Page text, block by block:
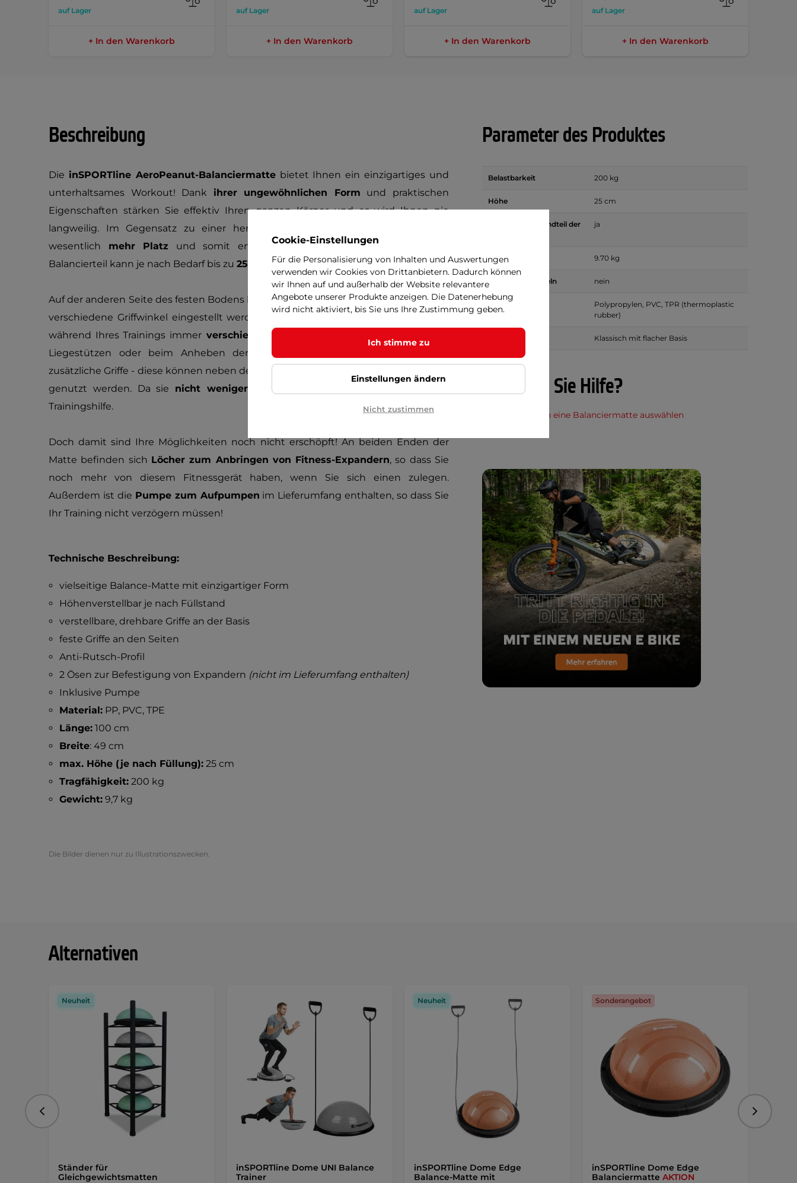
auf Lager
+ In den Warenkorb
auf Lager
+ In den Warenkorb
auf Lager
+ In den Warenkorb
auf Lager
+ In den Warenkorb
Beschreibung
Die inSPORTline AeroPeanut-Balanciermattebietet Ihnen ein einzigartiges und
unterhaltsames Workout! Dank ihrer ungewöhnlichen Form und praktischen
Eigenschaften stärken Sie effektiv Ihren ganzen Körper und es wird Ihnen nie
langweilig. Im Gegensatz zu einer herkömmlichen Balanciermatte haben Sie
wesentlich mehr Platz und somit erweitert sich Ihr Übungsrepertoire. Das
Balancierteil kann je nach Bedarf bis zu 25 cm hochaufgeblasen werden.
Auf der anderen Seite des festen Bodens befinden sich dannSchwenkgriffe, die für
verschiedene Griffwinkel eingestellt werden können. Auf diese Weise können Sie
während Ihres Trainings immer verschiedene Muskelgruppen
Liegestützen oder beim Anheben der Matte. An den Seiten befinden sich
zusätzliche Griffe - diese können neben dem Training auch zum Transport der Matte
genutzt werden. Da sie nicht weniger als 10 kg
Trainingshilfe.
Doch damit sind Ihre Möglichkeiten noch nicht erschöpft! An beiden Enden der
Matte befinden sich Löcher zum Anbringen von Fitness-Expandern, so dass Sie
noch mehr von diesem Fitnessgerät haben, wenn Sie sich einen zulegen.
Außerdem ist die Pumpe zum Aufpumpen im Lieferumfang enthalten, so dass Sie
Ihr Training nicht verzögern müssen!
Technische Beschreibung:
vielseitige Balance-Matte mit einzigartiger Form
Höhenverstellbar je nach Füllstand
verstellbare, drehbare Griffe an der Basis
feste Griffe an den Seiten
Anti-Rutsch-Profil
2 Ösen zur Befestigung von Expandern (nicht im Lieferumfang enthalten)
Inklusive Pumpe
Material:PP, PVC, TPE
Länge:100 cm
Breite: 49 cm
max. Höhe (je nach Füllung):25 cm
Tragfähigkeit:200 kg
Gewicht:9,7 kg
Die Bilder dienen nur zu Illustrationszwecken.
Parameter des Produktes
Belastbarkeit 200 kg
Höhe 25 cm
Pumpe ist Bestandteil der
ja
Gewicht 9.70 kg
Massage - Stacheln nein
Material
Polypropylen, PVC, TPR (thermoplastic
rubber)
Klassisch mit flacher Basis
Brauchen Sie Hilfe?
Wie soll man eine Balanciermatte auswählen
Alternativen
Ständer für
Gleichgewichtsmatten
Neuheit
inSPORTline Dome UNI Balance
Trainer
inSPORTline Dome Edge
Balance-Matte mit
Neuheit
inSPORTline Dome Edge
Balanciermatte AKTION
Sonderangebot
vorhergehend Folgend
Cookie-Einstellungen
Für die Personalisierung von Inhalten und Auswertungen
verwenden wir Cookies von Drittanbietern. Dadurch können
wir Ihnen auf und außerhalb der Website relevantere
Angebote unserer Produkte anzeigen. Die Datenerhebung
wird nicht aktiviert, bis Sie uns Ihre Zustimmung geben.
Ich stimme zu
Einstellungen ändern
Nicht zustimmen